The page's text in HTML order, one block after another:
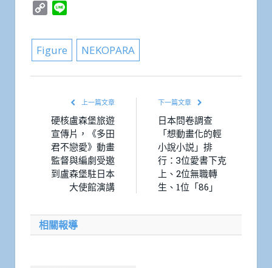
Copy
Figure NEKOPARA
上一篇文章
硬核盧森堡旅遊
宣傳片，《多田
君不戀愛》動畫
監督與編劇受邀
到盧森堡駐日本
大使館演講
下一篇文章
日本問卷調查
「想動畫化的輕
小說小説」排
行：3位愛書下克
上、2位無職轉
生、1位「86」
相關報導